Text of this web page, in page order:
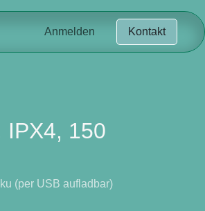
Anmelden Kontakt
150
(per USB